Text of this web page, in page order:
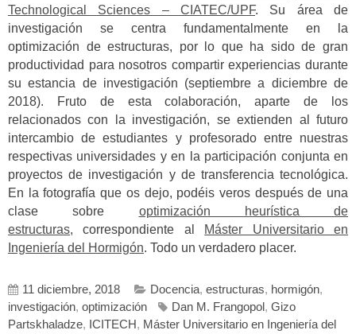
Technological Sciences – CIATEC/UPF. Su área de
investigación se centra fundamentalmente en la
optimización de estructuras, por lo que ha sido de gran
productividad para nosotros compartir experiencias durante
su estancia de investigación (septiembre a diciembre de
2018). Fruto de esta colaboración, aparte de los
relacionados con la investigación, se extienden al futuro
intercambio de estudiantes y profesorado entre nuestras
respectivas universidades y en la participación conjunta en
proyectos de investigación y de transferencia tecnológica.
En la fotografía que os dejo, podéis veros después de una
clase sobre optimización heurística de
estructuras, correspondiente al
Máster Universitario en
Ingeniería del Hormigón. Todo un verdadero placer.
11 diciembre, 2018 Docencia, estructuras, hormigón,
investigación, optimización Dan M. Frangopol , Gizo
Partskhaladze, ICITECH, Máster Universitario en Ingeniería del